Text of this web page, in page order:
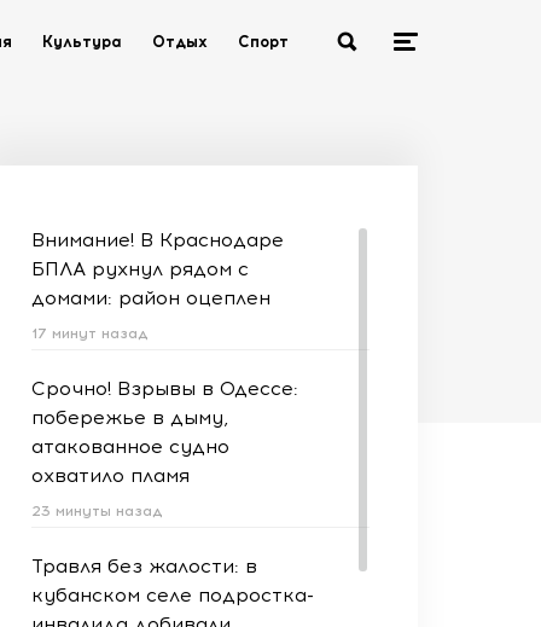
Культура Отдых Спорт
Внимание! В Краснодаре
БПЛА рухнул рядом с
домами: район оцеплен
17 минут назад
Срочно! Взрывы в Одессе:
побережье в дыму,
атакованное судно
охватило пламя
23 минуты назад
Травля без жалости: в
кубанском селе подростка-